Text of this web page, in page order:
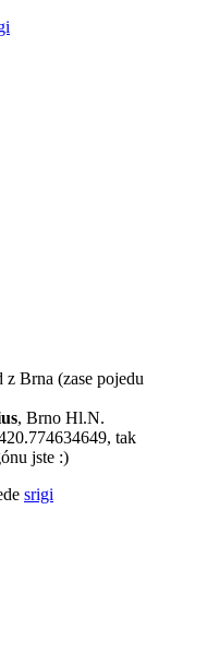
Brna (zase pojedu
, Brno Hl.N.
tak
jste :)
srigi